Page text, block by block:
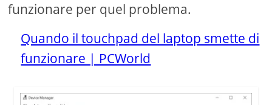
funzionare per quel problema.
Quando il touchpad del laptop smette di
funzionare | PCWorld